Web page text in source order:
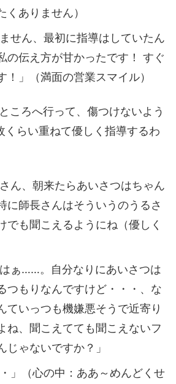
くありません）
せん、最初に指導はしていたん
の伝え方が甘かったです！ すぐ
！」（満面の営業スマイル）
ころへ行って、傷つけないよう
くらい重ねて優しく指導するわ
ん、朝来たらあいさつはちゃん
に師長さんはそういうのうるさ
でも聞こえるようにね（優しく
はぁ……。自分なりにあいさつは
つもりなんですけど・・・、な
ていっつも機嫌悪そうで近寄り
ね、聞こえてても聞こえないフ
じゃないですか？」
」（心の中：ああ～めんどくせ